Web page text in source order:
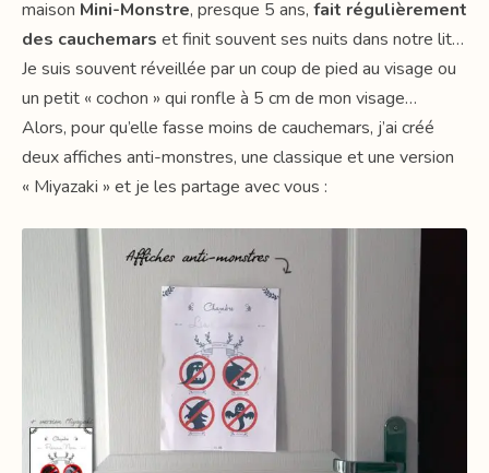
maison Mini-Monstre, presque 5 ans, fait régulièrement
des cauchemars et finit souvent ses nuits dans notre lit…
Je suis souvent réveillée par un coup de pied au visage ou
un petit « cochon » qui ronfle à 5 cm de mon visage…
Alors, pour qu’elle fasse moins de cauchemars, j’ai créé
deux affiches anti-monstres, une classique et une version
« Miyazaki » et je les partage avec vous :